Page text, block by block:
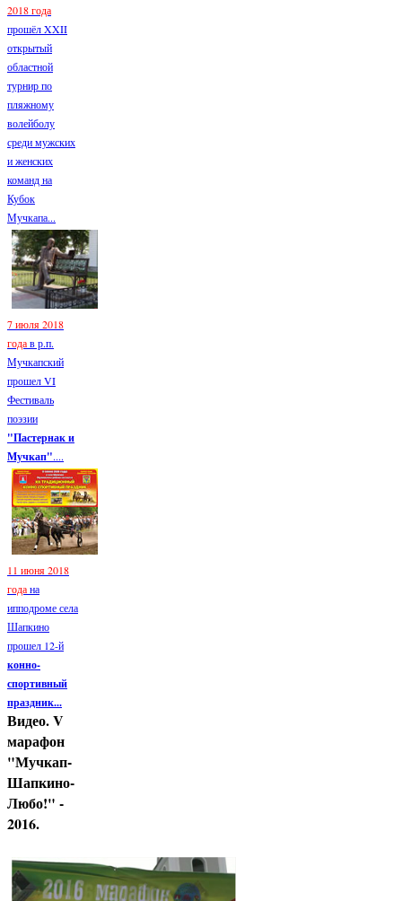
2018 года
прошёл XXII
открытый
областной
турнир по
пляжному
волейболу
среди мужских
и женских
команд на
Кубок
Мучкапа...
7 июля 2018
годав р.п.
Мучкапский
прошел VI
Фестиваль
поэзии
"Пастернак и
Мучкап"....
11 июня 2018
годана
ипподроме села
Шапкино
прошел 12-й
конно-
спортивный
праздник...
Видео. V
марафон
"Мучкап-
Шапкино-
Любо!" -
2016.